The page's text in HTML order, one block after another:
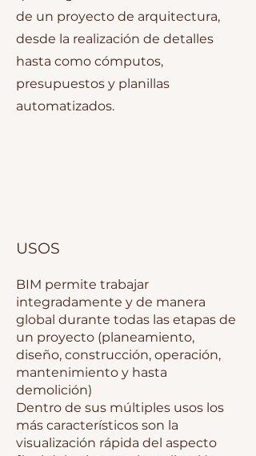
de un proyecto de arquitectura,
desde la realización de detalles
hasta como cómputos,
presupuestos y planillas
automatizados.
USOS
BIM permite trabajar
integradamente y de manera
global durante todas las etapas de
un proyecto (planeamiento,
diseño, construcción, operación,
mantenimiento y hasta
demolición)
Dentro de sus múltiples usos los
más característicos son la
visualización rápida del aspecto